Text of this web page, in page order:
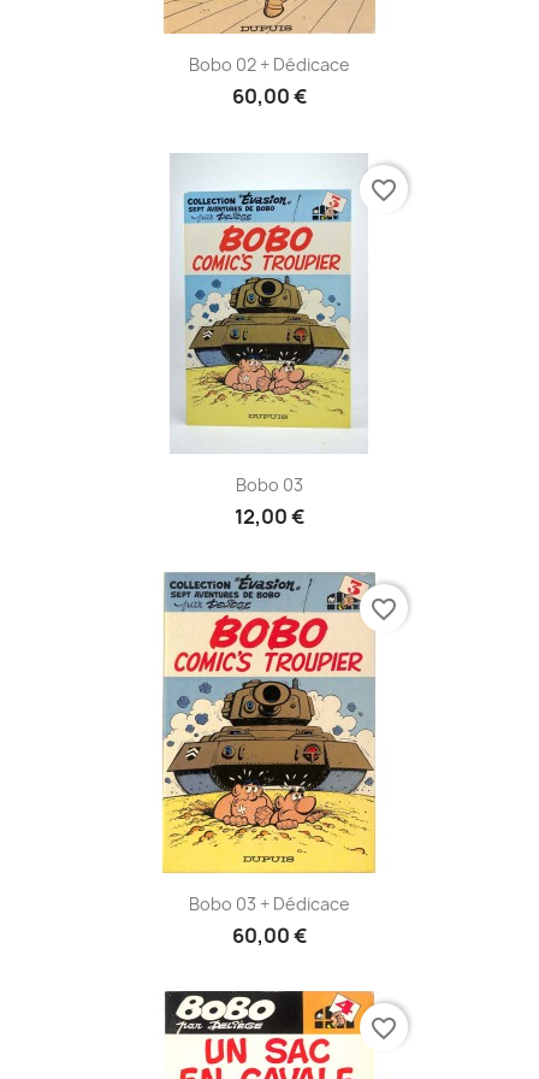
Bobo 02 + Dédicace
60,00 €
Bobo 03
12,00 €
favorite_border
Bobo 03 + Dédicace
60,00 €
favorite_border
favorite_border